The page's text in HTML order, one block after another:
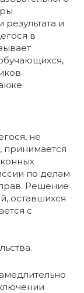
и
в
не
принимается
по делам
Решение
оставшихся
с